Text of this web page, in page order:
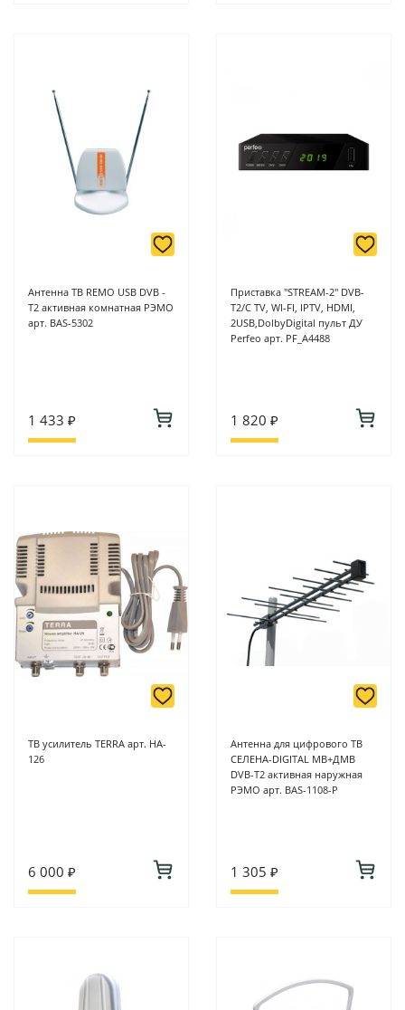
Антенна ТВ REMO USB DVB -
T2 активная комнатная РЭМО
арт. BAS-5302
1 433 ₽
Приставка "STREAM-2" DVB-
T2/C TV, WI-FI, IPTV, HDMI,
2USB,DolbyDigital пульт ДУ
Perfeo арт. PF_A4488
1 820 ₽
ТВ усилитель TERRA арт. HA-
126
6 000 ₽
Антенна для цифрового ТВ
СЕЛЕНА-DIGITAL МВ+ДМВ
DVB-T2 активная наружная
РЭМО арт. BAS-1108-P
1 305 ₽